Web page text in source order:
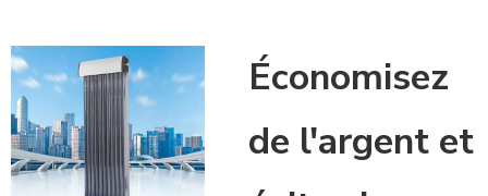
Économisez
de l'argent et